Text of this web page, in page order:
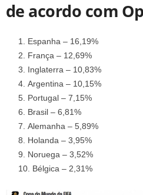
de acordo com
Espanha – 16,19%
França – 12,69%
Inglaterra – 10,83%
Argentina – 10,15%
Portugal – 7,15%
Brasil – 6,81%
Alemanha – 5,89%
Holanda – 3,95%
Noruega – 3,52%
Bélgica – 2,31%